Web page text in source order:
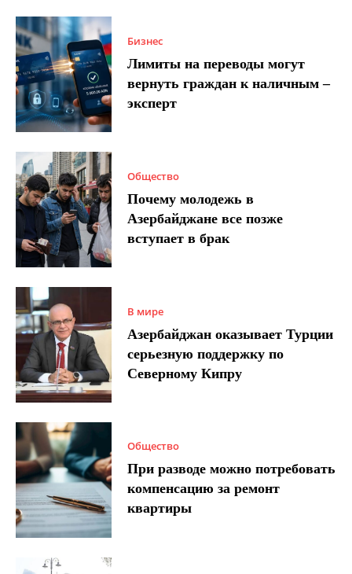
Бизнес
Лимиты на переводы могут
вернуть граждан к наличным –
эксперт
Общество
Почему молодежь в
Азербайджане все позже
вступает в брак
В мире
Азербайджан оказывает Турции
серьезную поддержку по
Северному Кипру
Общество
При разводе можно потребовать
компенсацию за ремонт
квартиры